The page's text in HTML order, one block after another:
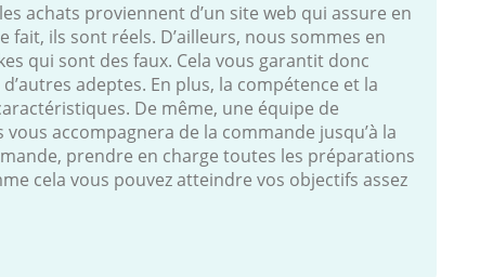
achats proviennent d’un site web qui assure en
ils sont réels. D’ailleurs, nous sommes en
qui sont des faux. Cela vous garantit donc
adeptes. En plus, la compétence et la
De même, une équipe de
accompagnera de la commande jusqu’à la
prendre en charge toutes les préparations
cela vous pouvez atteindre vos objectifs assez